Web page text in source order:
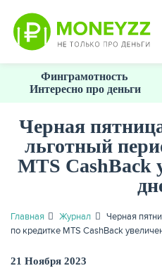
основному
содержанию
Финграмотность
Интересно про деньги
Черная
льготный
MTS CashBack
Главная Журнал
Черная
по кредитке MTS CashBack
21 Ноября 2023